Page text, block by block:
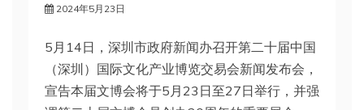
2024年5月23日
5月14日，深圳市政府新闻办召开第二十届中国
（深圳）国际文化产业博览交易会新闻发布会，
宣告本届文博会将于5月23日至27日举行，并强